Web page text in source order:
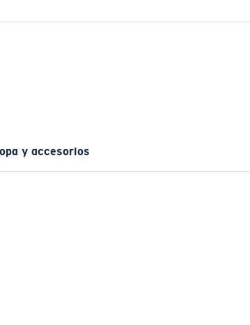
y accesorios